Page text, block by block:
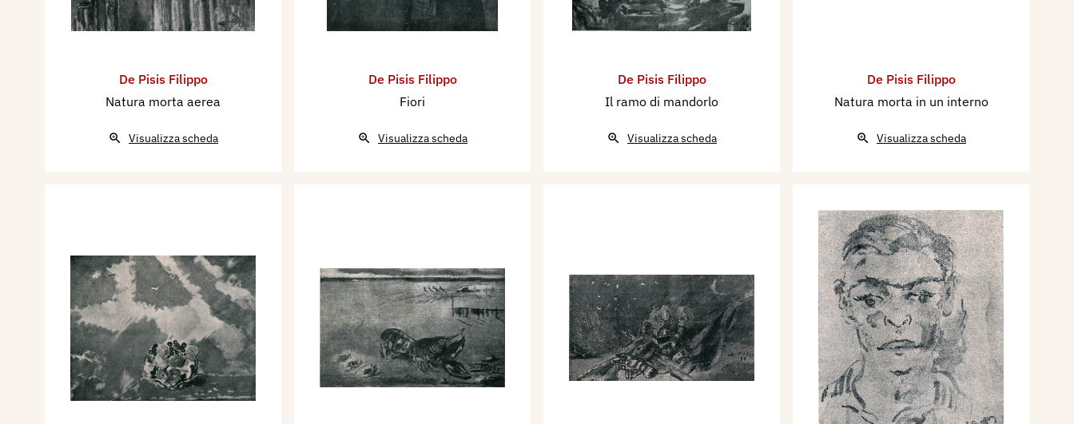
De Pisis Filippo
Natura morta aerea
Visualizza scheda
De Pisis Filippo
Fiori
Visualizza scheda
De Pisis Filippo
Il ramo di mandorlo
Visualizza scheda
De Pisis Filippo
Natura morta in un interno
Visualizza scheda